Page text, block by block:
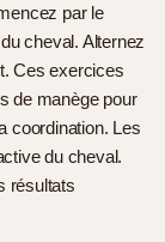
par le
cheval. Alternez
Ces exercices
de manège pour
coordination. Les
du cheval.
résultats